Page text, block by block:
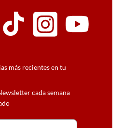
más recientes en tu
cada semana